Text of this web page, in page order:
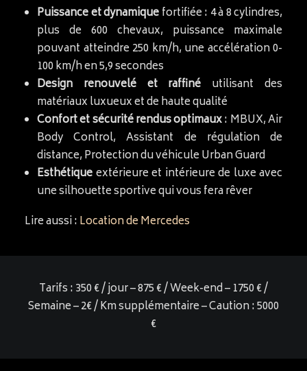
Puissance et dynamiquefortifiée : 4 à 8 cylindres,
plus de 600 chevaux, puissance maximale
pouvant atteindre 250 km/h, une accélération 0-
100 km/h en 5,9 secondes
Design renouvelé et raffiné utilisant des
matériaux luxueux et de haute qualité
Confort et sécurité rendus optimaux: MBUX, Air
Body Control, Assistant de régulation de
distance, Protection du véhicule Urban Guard
Esthétiqueextérieure et intérieure de luxe avec
une silhouette sportive qui vous fera rêver
Lire aussi :Location de Mercedes
Tarifs : 350 € / jour – 875 € / Week-end – 1750 € /
Semaine – 2€ / Km supplémentaire – Caution : 5000
€